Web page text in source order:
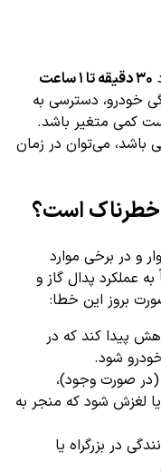
۳۰ دقیقه تا ۱ ساعت
خودرو، دسترسی به
کمی متغیر باشد.
باشد، می‌توان در زمان
خطرناک است؟
و در برخی موارد
عملکرد پدال گاز و
بروز این خطا:
پیدا کند که در
شود.
(در صورت وجود)،
یا لغزش شود که منجر به
در بزرگراه یا